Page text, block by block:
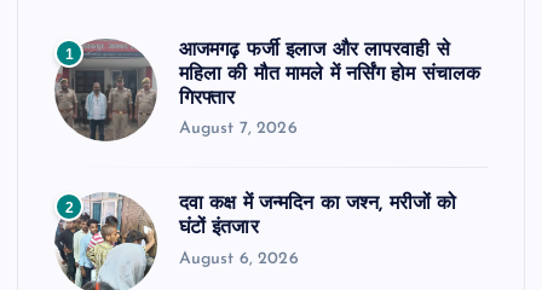
1
आजमगढ़ फर्जी इलाज और लापरवाही से
महिला की मौत मामले में नर्सिंग होम संचालक
गिरफ्तार
August 7, 2026
2
दवा कक्ष में जन्मदिन का जश्न, मरीजों को
घंटों इंतजार
August 6, 2026